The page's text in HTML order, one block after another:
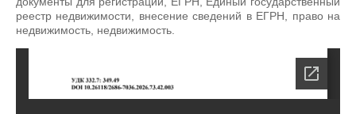
реестр недвижимости, внесение сведений в ЕГРН, право на
недвижимость, недвижимость.